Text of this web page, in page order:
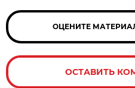
ОЦЕНИТЕ
ОСТАВИТЬ